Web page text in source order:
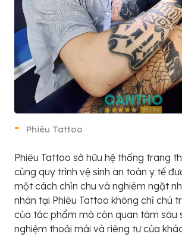
Phiêu Tattoo
Phiêu Tattoo sở hữu hệ thống trang
cùng quy trình vệ sinh an toàn y tế
một cách chỉn chu và nghiêm ngặt
nhân tại Phiêu Tattoo không chỉ chú
của tác phẩm mà còn quan tâm sâu
nghiệm thoải mái và riêng tư của